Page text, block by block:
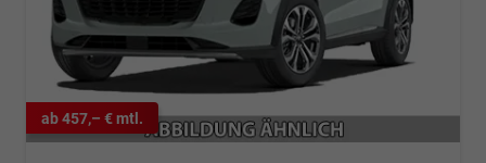
ab 457,– € mtl.